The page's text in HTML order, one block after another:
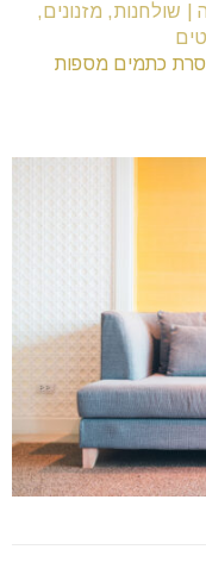
| שולחנות, מזנונים,